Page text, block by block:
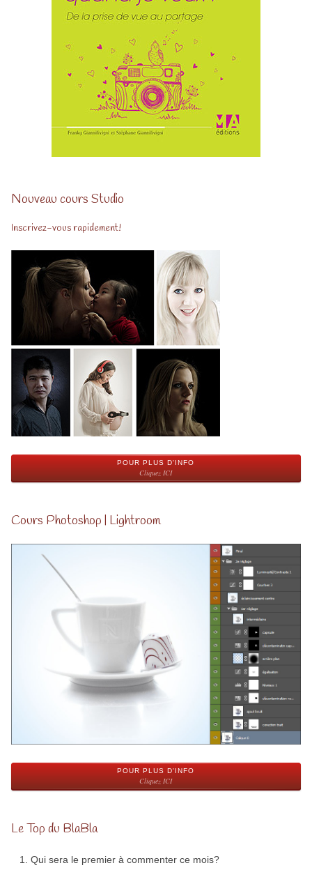
Nouveau cours Studio
Inscrivez-vous rapidement!
POUR PLUS D'INFO
Cliquez ICI
Cours Photoshop | Lightroom
POUR PLUS D'INFO
Cliquez ICI
Le Top du BlaBla
Qui sera le premier à commenter ce mois?